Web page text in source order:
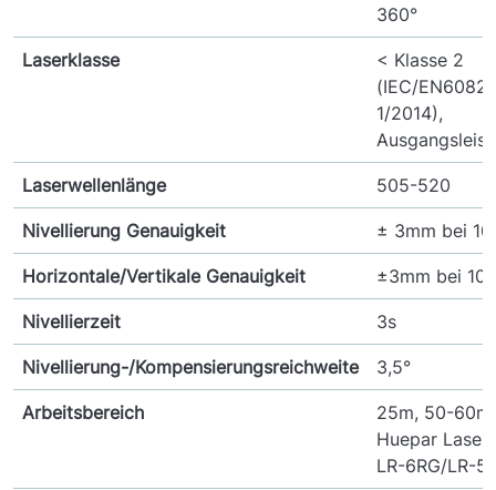
360°
Laserklasse
< Klasse 2
(IEC/
1/2014),
Laserwellenlänge 505-520
Nivellierung Genauigkeit ± 3mm bei
Horizontale/Vertikale Genauigkeit ±3mm bei
Nivellierzeit 3s
Nivellierung-/Kompensierungsreichweite 3,5°
Arbeitsbereich
25m, 50-
Huepar
LR-6RG/LR-